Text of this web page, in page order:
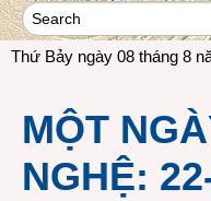
Thứ Bảy ngày 08 tháng 8
MỘT
NGHỆ: